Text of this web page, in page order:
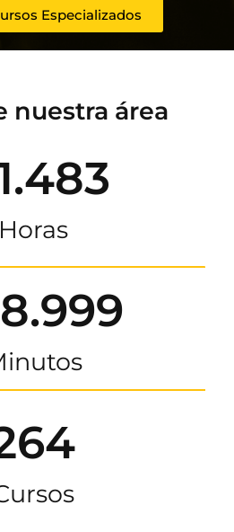
Especializados
nuestra área
Horas